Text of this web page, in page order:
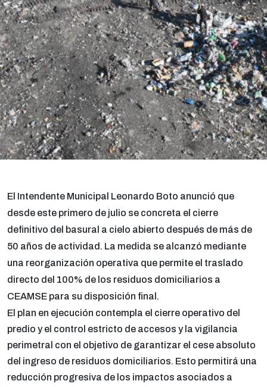
El Intendente Municipal Leonardo Boto anunció que
desde este primero de julio se concreta el cierre
definitivo del basural a cielo abierto después de más de
50 años de actividad. La medida se alcanzó mediante
una reorganización operativa que permite el traslado
directo del 100% de los residuos domiciliarios a
CEAMSE para su disposición final.
El plan en ejecución contempla el cierre operativo del
predio y el control estricto de accesos y la vigilancia
perimetral con el objetivo de garantizar el cese absoluto
del ingreso de residuos domiciliarios. Esto permitirá una
reducción progresiva de los impactos asociados a